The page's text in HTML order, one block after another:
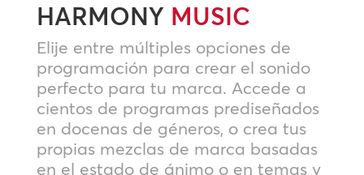
HARMONY MUSIC
Elije entre múltiples opciones de
programación para crear el sonido
perfecto para tu marca. Accede a
cientos de programas prediseñados
en docenas de géneros, o crea tus
propias mezclas de marca basadas
en el estado de ánimo o en temas y